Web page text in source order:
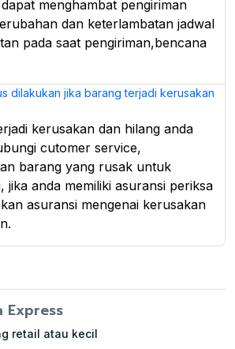
menghambat pengiriman
dan keterlambatan jadwal
pada saat pengiriman,bencana
dilakukan jika barang terjadi kerusakan
kerusakan dan hilang anda
cutomer service,
barang yang rusak untuk
jika anda memiliki asuransi periksa
asuransi mengenai kerusakan
Express
retail atau kecil